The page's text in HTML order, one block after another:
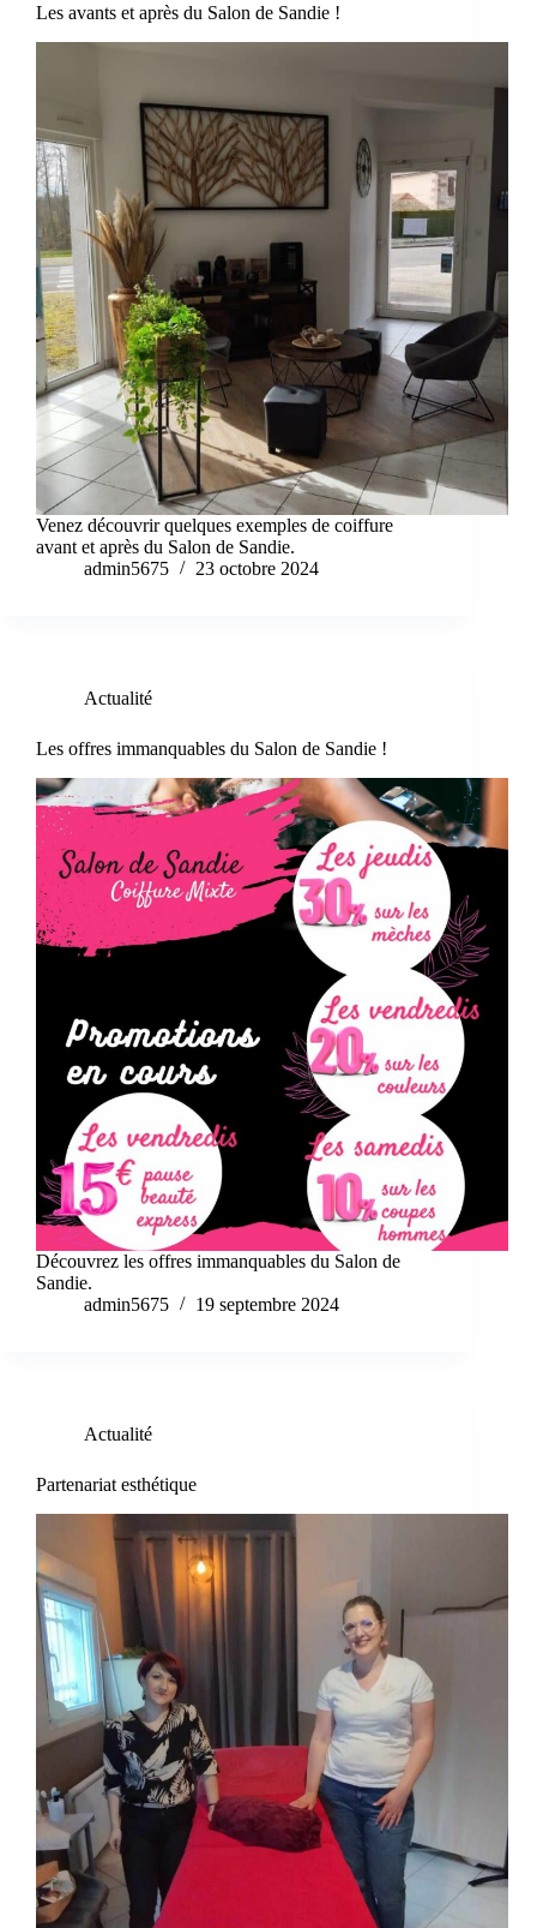
Les avants et après du Salon de Sandie !
Venez découvrir quelques exemples de coiffure
avant et après du Salon de Sandie.
admin5675
23 octobre 2024
Actualité
Les offres immanquables du Salon de Sandie !
Découvrez les offres immanquables du Salon de
Sandie.
admin5675
19 septembre 2024
Actualité
Partenariat esthétique